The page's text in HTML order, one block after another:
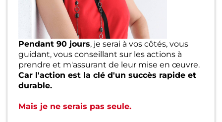
Pendant 90 jours, je serai à vos côtés, vous
guidant, vous conseillant sur les actions à
prendre et m'assurant de leur mise en œuvre.
Car l'action est la clé d'un succès rapide et
durable.
Mais je ne serais pas seule.